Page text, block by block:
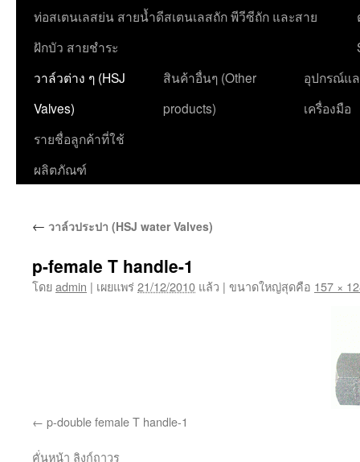
ท่อสเตนเลสย่น สายน้ำดีสเตนเลสถัก พีวีซีถัก และสาย
ฝักบัว สายชำระ
วาล์วต่าง ๆ (HSJ
Valves)
สินค้าอื่นๆ (Other
products)
อุปกรณ์แ
เครื่องมือ
รายชื่อลูกค้าที่ใช้
ผลิตภัณฑ์
← วาล์วประปา (HSJ water Valves)
p-female T handle-1
โดยadmin | เผยแพร่ 21/12/2010 แล้ว | ขนาดใหญ่สุดคือ 157 ×
p-double female T handle-1
คั่นหน้า ลิงก์ถาวร